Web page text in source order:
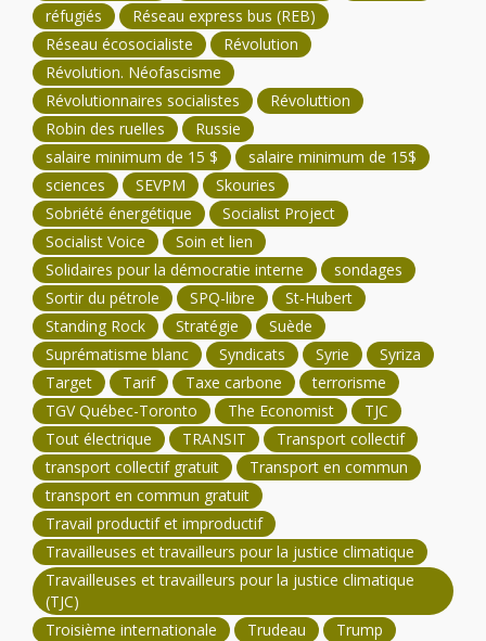
réfugiés
Réseau express bus (REB)
Réseau écosocialiste
Révolution
Révolution. Néofascisme
Révolutionnaires socialistes
Révoluttion
Robin des ruelles
Russie
salaire minimum de 15 $
salaire minimum de 15$
sciences
SEVPM
Skouries
Sobriété énergétique
Socialist Project
Socialist Voice
Soin et lien
Solidaires pour la démocratie interne
sondages
Sortir du pétrole
SPQ-libre
St-Hubert
Standing Rock
Stratégie
Suède
Suprématisme blanc
Syndicats Syrie
Syriza
Target
Tarif Taxe carbone
terrorisme
TGV Québec-Toronto
The Economist
TJC
Tout électrique
TRANSIT
Transport collectif
transport collectif gratuit
Transport en commun
transport en commun gratuit
Travail productif et improductif
Travailleuses et travailleurs pour la justice climatique
Travailleuses et travailleurs pour la justice climatique
(TJC)
Troisième internationale
Trudeau Trump